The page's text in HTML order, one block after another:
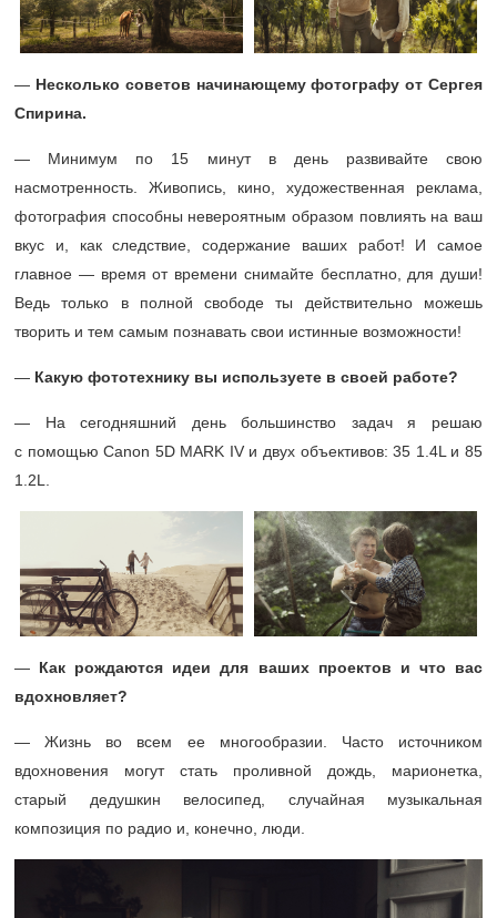
— Несколько советов начинающему фотографу от Сергея
Спирина.
— Минимум по 15 минут в день развивайте свою
насмотренность. Живопись, кино, художественная реклама,
фотография способны невероятным образом повлиять на ваш
вкус и, как следствие, содержание ваших работ! И самое
главное — время от времени снимайте бесплатно, для души!
Ведь только в полной свободе ты действительно можешь
творить и тем самым познавать свои истинные возможности!
— Какую фототехнику вы используете в своей работе?
— На сегодняшний день большинство задач я решаю
с помощью Canon 5D MARK IV и двух объективов: 35 1.4L и 85
1.2L.
— Как рождаются идеи для ваших проектов и что вас
вдохновляет?
— Жизнь во всем ее многообразии. Часто источником
вдохновения могут стать проливной дождь, марионетка,
старый дедушкин велосипед, случайная музыкальная
композиция по радио и, конечно, люди.